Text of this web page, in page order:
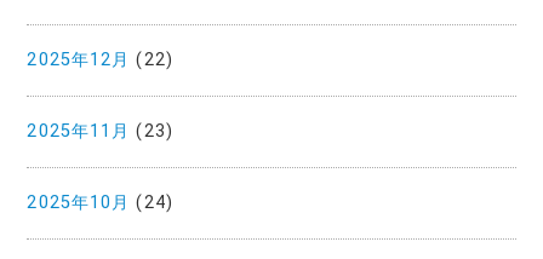
2025年12月 (22)
2025年11月 (23)
2025年10月 (24)